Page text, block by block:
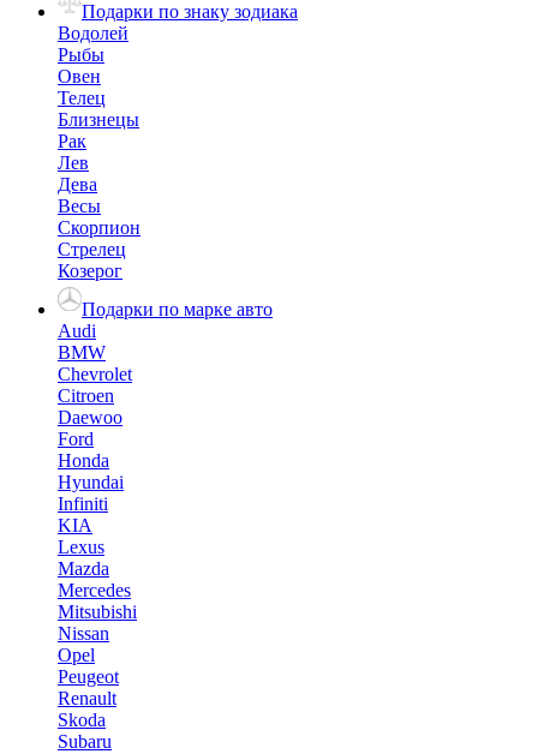
Подарки по знаку зодиака
Водолей
Рыбы
Овен
Телец
Близнецы
Рак
Лев
Дева
Весы
Скорпион
Стрелец
Козерог
Подарки по марке авто
Audi
BMW
Chevrolet
Citroen
Daewoo
Ford
Honda
Hyundai
Infiniti
KIA
Lexus
Mazda
Mercedes
Mitsubishi
Nissan
Opel
Peugeot
Renault
Skoda
Subaru